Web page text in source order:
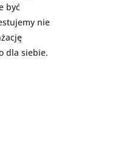
być
nie
dla siebie.